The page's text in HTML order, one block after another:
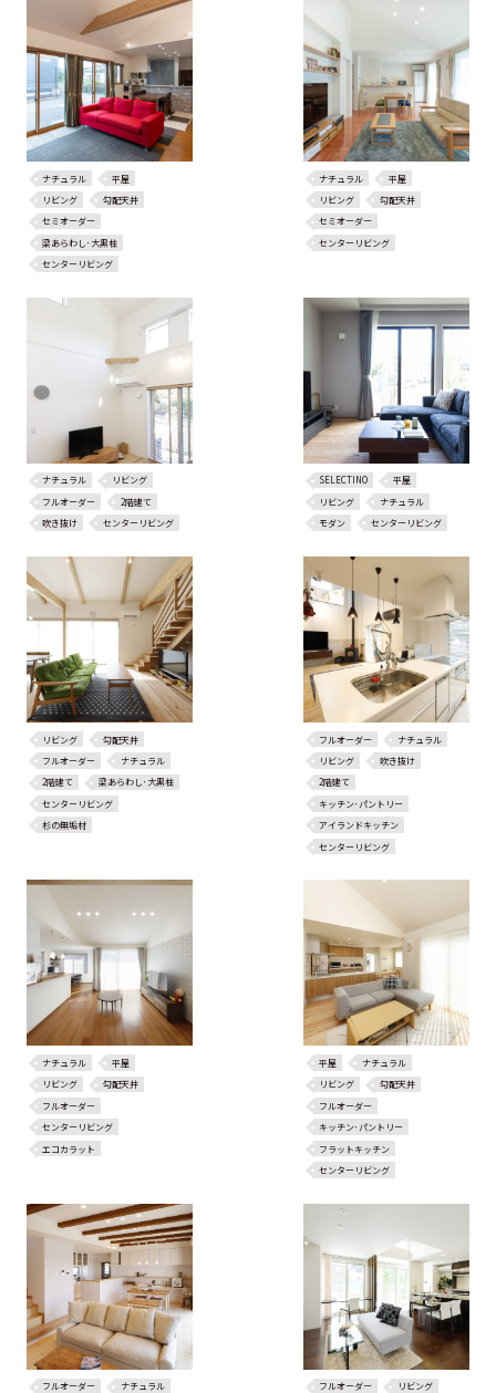
ナチュラル
平屋
リビング
勾配天井
セミオーダー
梁あらわし･大黒柱
センターリビング
ナチュラル
平屋
リビング
勾配天井
セミオーダー
センターリビング
ナチュラル
リビング
フルオーダー
2階建て
吹き抜け
センターリビング
SELECTINO
平屋
リビング
ナチュラル
モダン
センターリビング
リビング
勾配天井
フルオーダー
ナチュラル
2階建て
梁あらわし･大黒柱
センターリビング
杉の無垢材
フルオーダー
ナチュラル
リビング
吹き抜け
2階建て
キッチン･パントリー
アイランドキッチン
センターリビング
ナチュラル
平屋
リビング
勾配天井
フルオーダー
センターリビング
エコカラット
平屋
ナチュラル
リビング
勾配天井
フルオーダー
キッチン･パントリー
フラットキッチン
センターリビング
フルオーダー ナチュラル フルオーダー リビング